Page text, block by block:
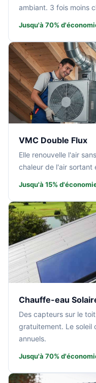
ambiant. 3 fois moins
Jusqu'à 70%
VMC Double Flux
Elle renouvelle l'air
chaleur de l'air sortant
Jusqu'à 15%
Chauffe-eau
Des capteurs sur le
gratuitement. Le soleil
annuels.
Jusqu'à 70%